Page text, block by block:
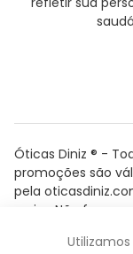
Óticas Diniz ® -
promoções são
pela
variar. Não